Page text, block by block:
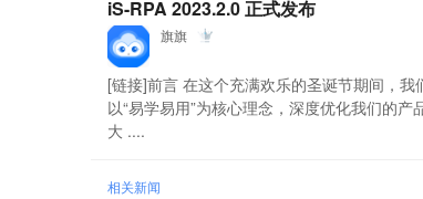
iS-RPA 2023.2.0 正式发布
旗旗
[链接]前言 在这个充满欢乐的圣诞节期间，
以“易学易用”为核心理念，深度优化我们的
大 ....
相关新闻